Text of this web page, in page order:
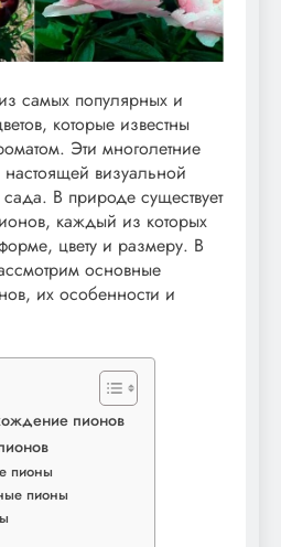
самых популярных и
которые известны
Эти многолетние
настоящей визуальной
В природе существует
каждый из которых
цвету и размеру. В
основные
их особенности и
пионов
пионы
пионы